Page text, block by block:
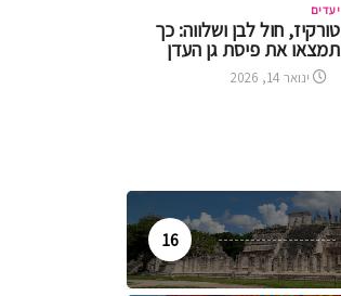
יעדים
טורקיז, חול לבן ושלווה: כך
תמצאו את פיסת גן העדן
ינואר 14, 2026
16